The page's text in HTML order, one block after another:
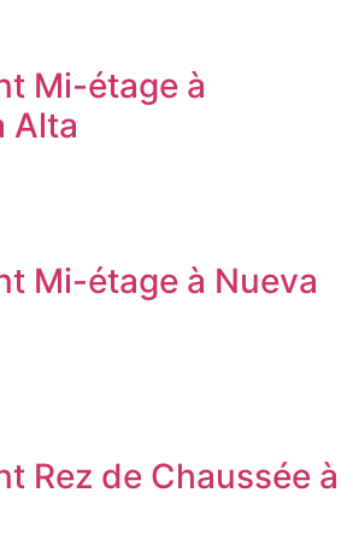
Mi-étage à
Alta
Mi-étage à Nueva
Rez de Chaussée à